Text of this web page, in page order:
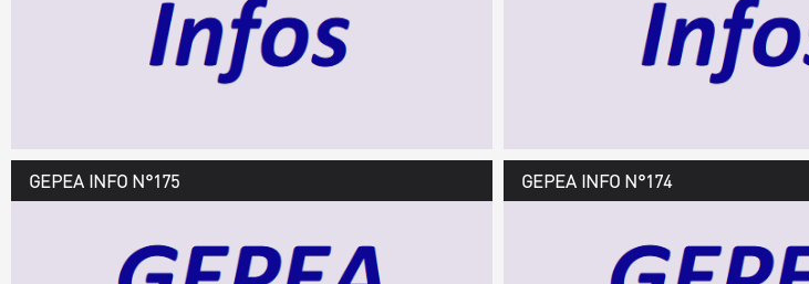
GEPEA INFO N°175
GEPEA Infos n°175
Décembre 2018 > février 2019
TÉLÉCHARGEZ LE GEPEA
GEPEA INFO N°174